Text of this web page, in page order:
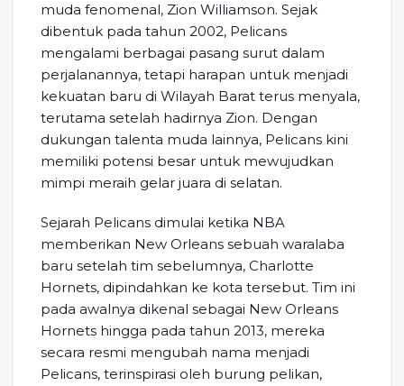
muda fenomenal, Zion Williamson. Sejak
dibentuk pada tahun 2002, Pelicans
mengalami berbagai pasang surut dalam
perjalanannya, tetapi harapan untuk menjadi
kekuatan baru di Wilayah Barat terus menyala,
terutama setelah hadirnya Zion. Dengan
dukungan talenta muda lainnya, Pelicans kini
memiliki potensi besar untuk mewujudkan
mimpi meraih gelar juara di selatan.
Sejarah Pelicans dimulai ketika NBA
memberikan New Orleans sebuah waralaba
baru setelah tim sebelumnya, Charlotte
Hornets, dipindahkan ke kota tersebut. Tim ini
pada awalnya dikenal sebagai New Orleans
Hornets hingga pada tahun 2013, mereka
secara resmi mengubah nama menjadi
Pelicans, terinspirasi oleh burung pelikan,